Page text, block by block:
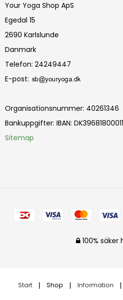
Your Yoga Shop ApS
Egedal 15
2690 Karlslunde
Danmark
Telefon: 24249447
E-post:
Organisationsnummer: 40261346
Bankuppgifter: IBAN:
Sitemap
100% säker
Start Shop Information